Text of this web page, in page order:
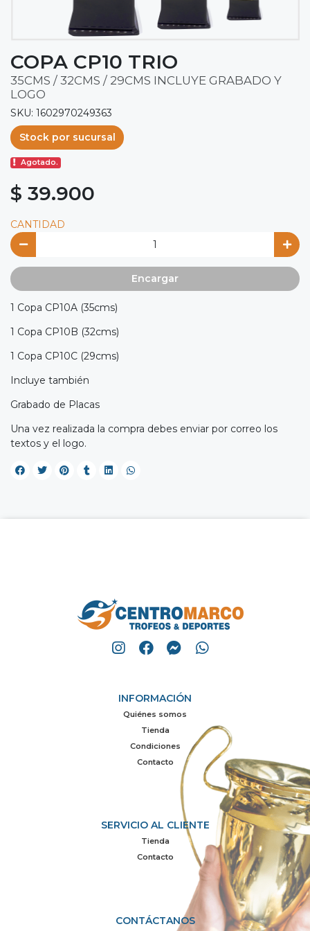
COPA CP10 TRIO
35CMS / 32CMS / 29CMS INCLUYE GRABADO Y
LOGO
SKU: 1602970249363
Stock por sucursal
Agotado.
$ 39.900
CANTIDAD
Encargar
1 Copa CP10A (35cms)
1 Copa CP10B (32cms)
1 Copa CP10C (29cms)
Incluye también
Grabado de Placas
Una vez realizada la compra debes enviar por correo los
textos y el logo.
INFORMACIÓN
Quiénes somos
Tienda
Condiciones
Contacto
SERVICIO AL CLIENTE
Tienda
Contacto
CONTÁCTANOS